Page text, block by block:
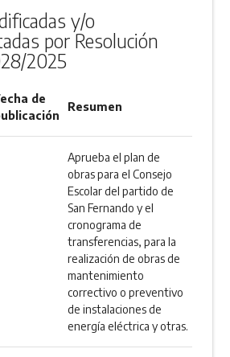
y/o
por Resolución
2025
de
Resumen
Aprueba el plan de
obras para el Consejo
Escolar del partido de
San Fernando y el
cronograma de
transferencias, para la
realización de obras de
mantenimiento
correctivo o preventivo
de instalaciones de
energía eléctrica y otras.